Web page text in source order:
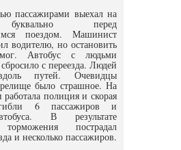
пассажирами выехал на
перед
поездом. Машинист
водителю, но остановить
Автобус с людьми
с переезда. Людей
путей. Очевидцы
было страшное. На
работала полиция и скорая
6 пассажиров и
В результате
торможения пострадал
и несколько пассажиров.